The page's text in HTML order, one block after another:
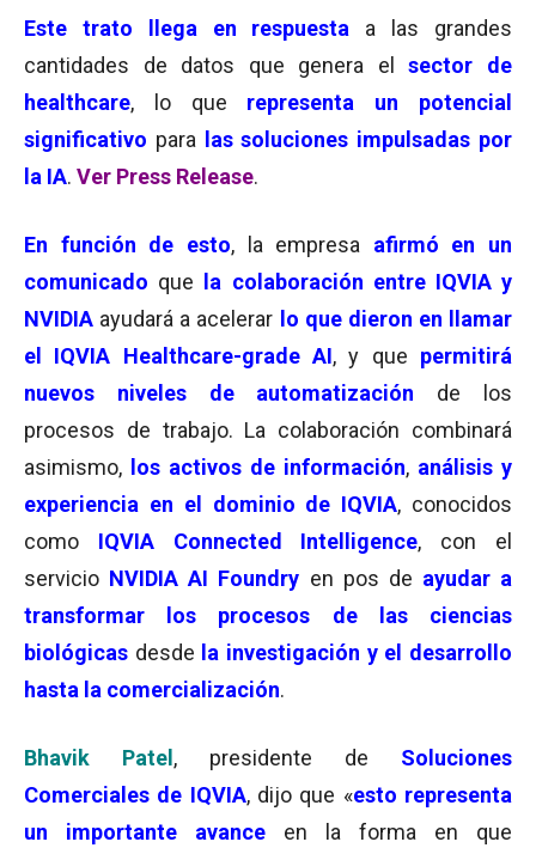
Este trato llega en respuesta a las grandes
cantidades de datos que genera el
sector de
healthcare, lo que representa un potencial
significativo para las soluciones impulsadas por
la IA. Ver Press Release.
En función de esto, la empresa afirmó en un
comunicado que
la colaboración entre IQVIA y
NVIDIA ayudará a acelerar lo que dieron en llamar
el IQVIA Healthcare-grade AI, y que permitirá
nuevos niveles de automatización de los
procesos de trabajo. La colaboración combinará
asimismo,
los activos de información, análisis y
experiencia en el dominio de IQVIA, conocidos
como IQVIA Connected Intelligence, con el
servicio NVIDIA AI Foundry en pos de ayudar a
transformar los procesos de las ciencias
biológicas desde la investigación y el desarrollo
hasta la comercialización.
Bhavik Patel , presidente de Soluciones
Comerciales de IQVIA, dijo que «esto representa
un importante avance en la forma en que